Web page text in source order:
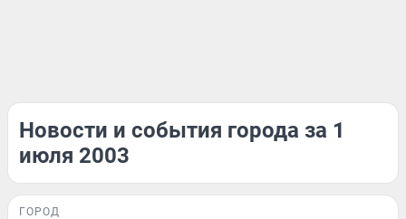
Новости и события города за 1
июля 2003
ГОРОД